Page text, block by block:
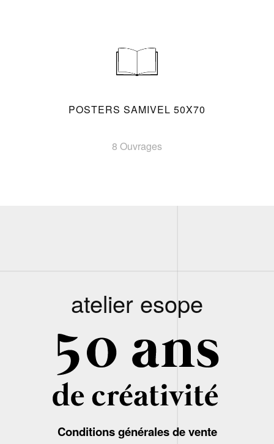
POSTERS SAMIVEL 50X70
8 Ouvrages
atelier esope
Conditions générales de vente